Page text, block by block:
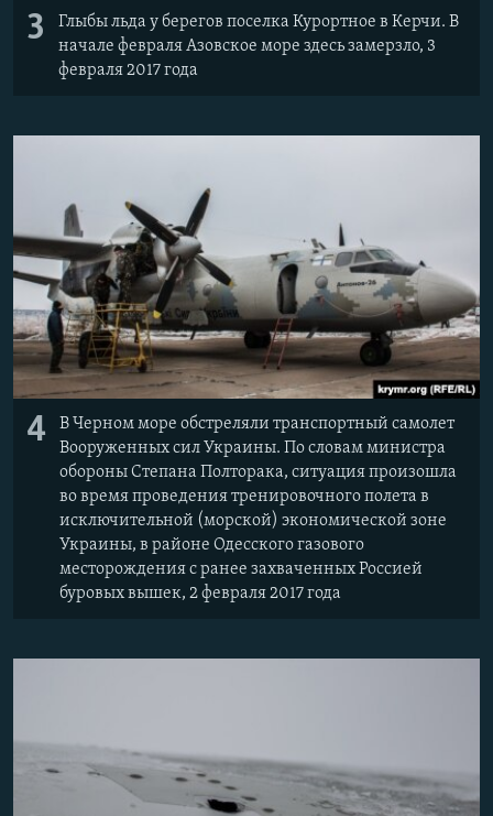
3
Глыбы льда у берегов поселка Курортное в Керчи. В
начале февраля Азовское море здесь замерзло, 3
февраля 2017 года
4
В Черном море обстреляли транспортный самолет
Вооруженных сил Украины. По словам министра
обороны Степана Полторака, ситуация произошла
во время проведения тренировочного полета в
исключительной (морской) экономической зоне
Украины, в районе Одесского газового
месторождения с ранее захваченных Россией
буровых вышек, 2 февраля 2017 года